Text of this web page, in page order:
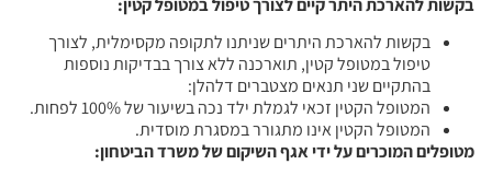
בקשות להארכת היתרים שניתנו לתקופה מקסימלית, לצורך
טיפול במטופל קטין, תוארכנה ללא צורך בבדיקות נוספות
בהתקיים שני תנאים מצטברים דלהלן:
המטופל הקטין זכאי לגמלת ילד נכה בשיעור של 100% לפחות.
המטופל הקטין אינו מתגורר במסגרת מוסדית.
מטופלים המוכרים על ידי אגף השיקום של משרד הביטחון: